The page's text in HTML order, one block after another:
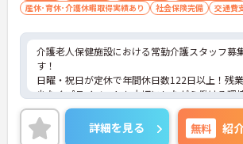
産休･育休･介護休暇取得実績あり
社会保険完備 交通費
介護老人保健施設における常勤介護スタッフ募
す！
日曜・祝日が定休で年間休日数122日以上！残
少なくプライベートも大切にしながら働ける環
す！
ご興味ある方には、面接のポイントなど、さらに
細をお話致しますのでお気軽にご相談ください。
詳細を見る 無料 紹